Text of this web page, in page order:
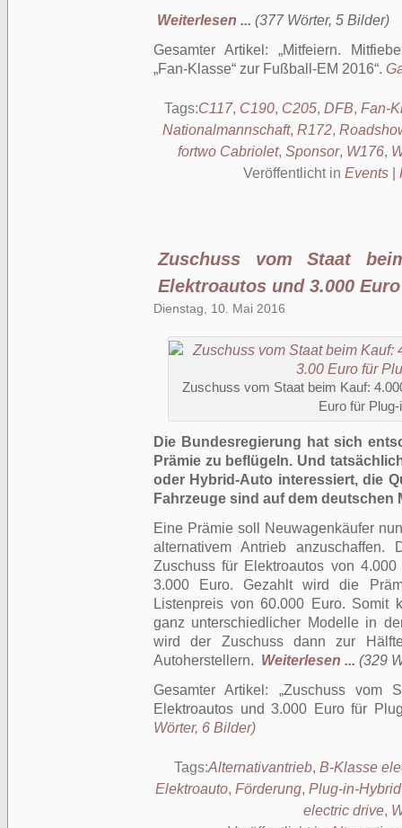
Weiterlesen ... (377 Wörter, 5 Bilder)
Gesamter Artikel:
Mitfeiern.
„Fan-Klasse“ zur Fußball-EM 2016 .
Tags:C117, C190, C205, DFB, Fan-
Nationalmannschaft, R172,
fortwo Cabriolet, Sponsor, W176,
Veröffentlicht in Events
Zuschuss vom Staat
Elektroautos und 3.000
Dienstag, 10. Mai 2016
Zuschuss vom Staat beim Kauf:
Euro für
Die Bundesregierung hat sich
Prämie zu beflügeln. Und
oder Hybrid-Auto interessiert, die
Fahrzeuge sind auf dem deutschen
Eine Prämie soll Neuwagenkäufer
alternativem Antrieb anzuschaffen.
Zuschuss für Elektroautos von
3.000 Euro. Gezahlt wird die
Listenpreis von 60.000 Euro. Somit
ganz unterschiedlicher Modelle in
wird der Zuschuss dann zur
Autoherstellern. Weiterlesen ... (329
Gesamter Artikel:
Zuschuss vom
Elektroautos und 3.000 Euro für
Wörter, 6 Bilder)
Tags:Alternativantrieb, B-Klasse
Elektroauto, Förderung, Plug-in-Hybrid
electric drive,